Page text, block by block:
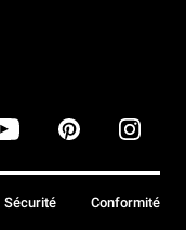
Sécurité Conformité